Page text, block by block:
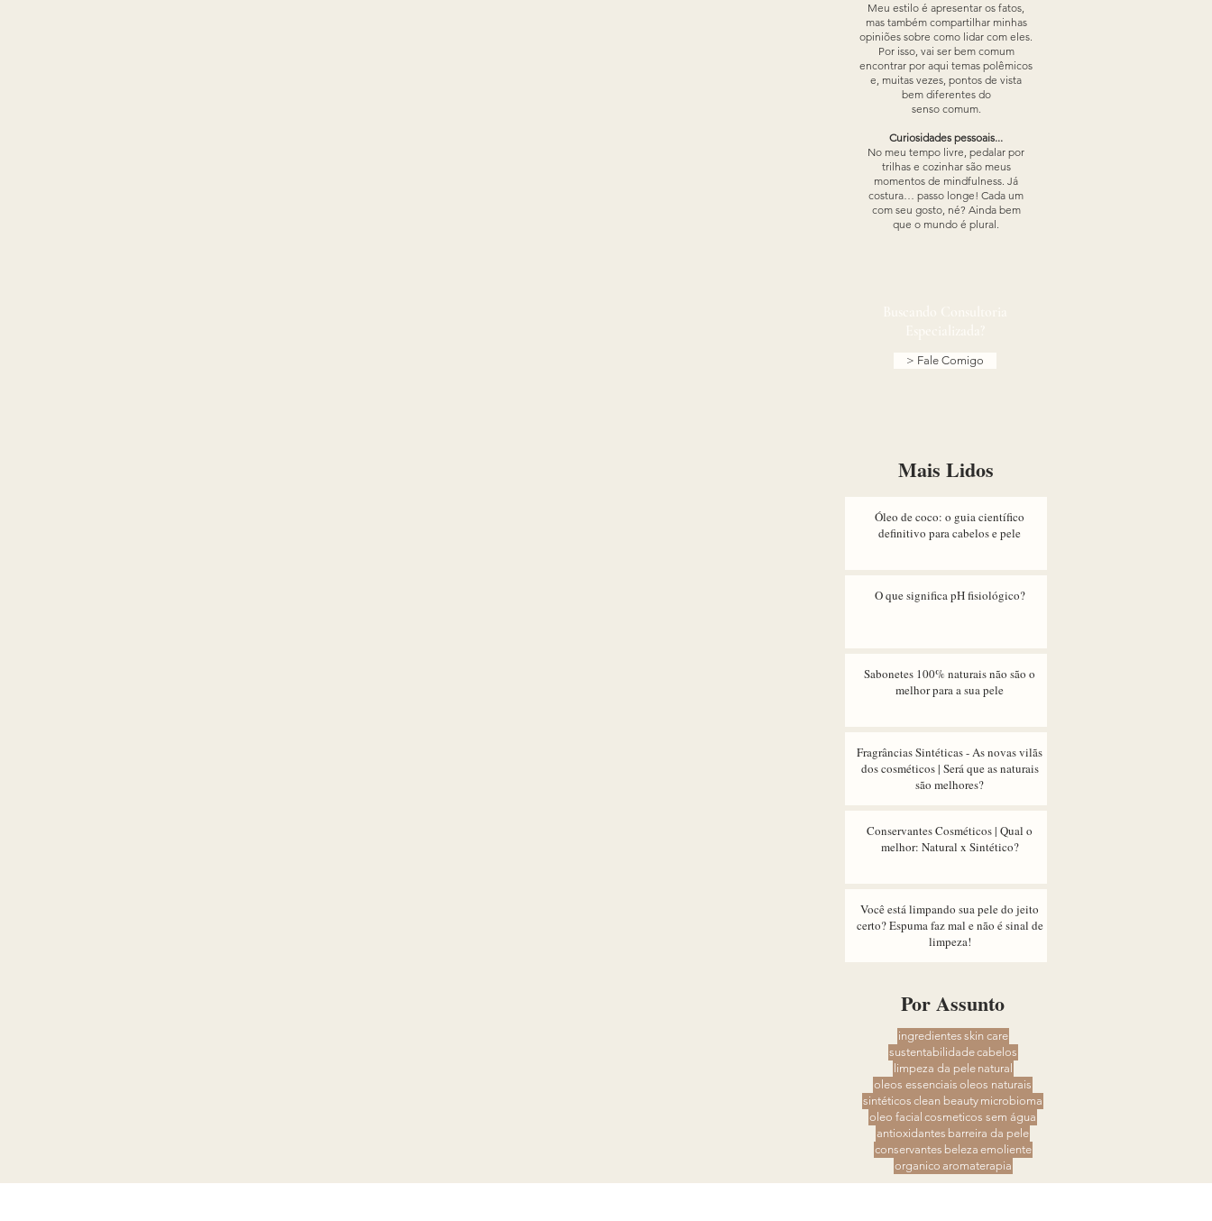
Meu estilo é apresentar os fatos,
mas também compartilhar minhas
opiniões sobre como lidar com eles.
Por isso, vai ser bem comum
encontrar por aqui temas polêmicos
e, muitas vezes, pontos de vista
bem diferentes do
senso comum.
Curiosidades pessoais...
No meu tempo livre, pedalar por
trilhas e cozinhar são meus
momentos de mindfulness. Já
costura… passo longe! Cada um
com seu gosto, né? Ainda bem
que o mundo é plural.​​
> Fale Comigo
Mais Lidos
Óleo de coco: o guia científico
definitivo para cabelos e pele
O que significa pH fisiológico?
Sabonetes 100% naturais não são o
melhor para a sua pele
Fragrâncias Sintéticas - As novas vilãs
dos cosméticos | Será que as naturais
são melhores?
Conservantes Cosméticos | Qual o
melhor: Natural x Sintético?
Você está limpando sua pele do jeito
certo? Espuma faz mal e não é sinal de
limpeza!
Por Assunto
ingredientes skin care
sustentabilidadecabelos
limpeza da pele natural
oleos essenciais oleos naturais
sintéticos clean beauty microbioma
oleo facial cosmeticos sem água
antioxidantes barreira da pele
conservantes beleza emoliente
organico aromaterapia